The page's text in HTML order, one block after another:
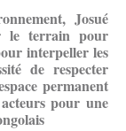
Josué
le terrain pour
interpeller les
de respecter
permanent
pour une